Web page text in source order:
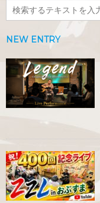
NEW ENTRY